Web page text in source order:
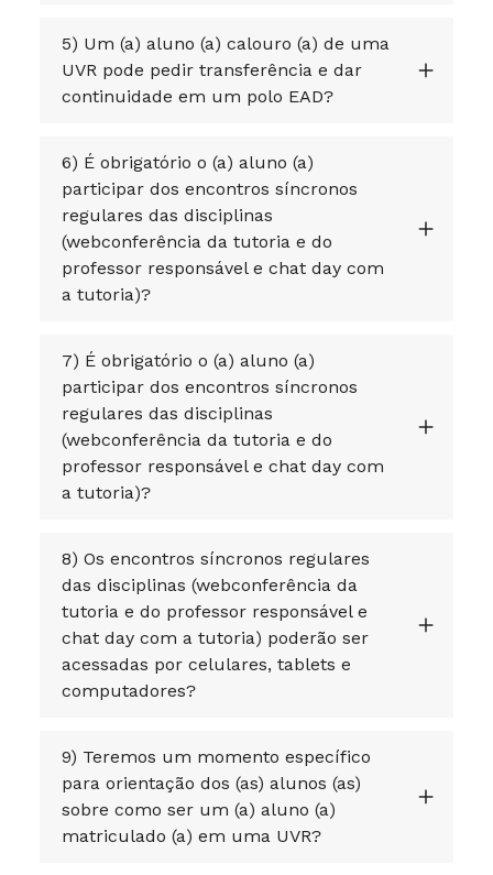
5) Um (a) aluno (a) calouro (a) de uma
UVR pode pedir transferência e dar
continuidade em um polo EAD?
6) É obrigatório o (a) aluno (a)
participar dos encontros síncronos
regulares das disciplinas
(webconferência da tutoria e do
professor responsável e chat day com
a tutoria)?
7) É obrigatório o (a) aluno (a)
participar dos encontros síncronos
regulares das disciplinas
(webconferência da tutoria e do
professor responsável e chat day com
a tutoria)?
8) Os encontros síncronos regulares
das disciplinas (webconferência da
tutoria e do professor responsável e
chat day com a tutoria) poderão ser
acessadas por celulares, tablets e
computadores?
9) Teremos um momento específico
para orientação dos (as) alunos (as)
sobre como ser um (a) aluno (a)
matriculado (a) em uma UVR?